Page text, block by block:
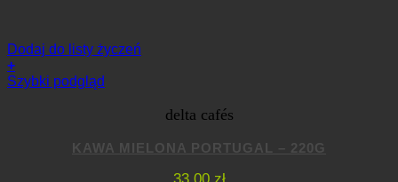
Dodaj do listy życzeń
+
Szybki podgląd
delta cafés
KAWA MIELONA PORTUGAL – 220G